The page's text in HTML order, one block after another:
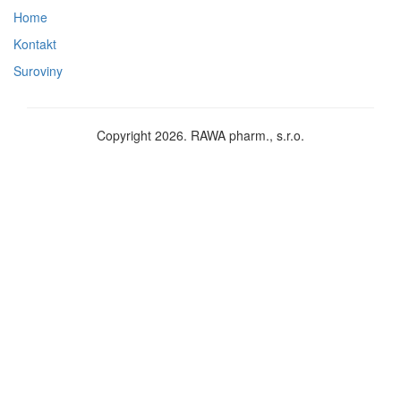
Home
Kontakt
Suroviny
Copyright 2026. RAWA pharm., s.r.o.